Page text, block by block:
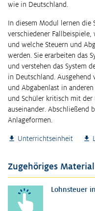
wie in Deutschland.
In diesem Modul lernen die
verschiedener
und welche Steuern und
werden. Sie erarbeiten das
und verstehen das System
in Deutschland.
und Abgabenlast in
und Schüler kritisch mit der
auseinander. Abschließend
Anlageformen.
Unterrichtseinheit
Zugehöriges Material
Lohnsteuer